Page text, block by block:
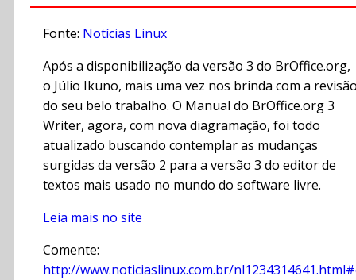
Fonte: Notícias Linux
Após a disponibilização da versão 3 do BrOffice.org,
o Júlio Ikuno, mais uma vez nos brinda com a
do seu belo trabalho. O Manual do BrOffice.org 3
Writer, agora, com nova diagramação, foi todo
atualizado buscando contemplar as mudanças
surgidas da versão 2 para a versão 3 do editor de
textos mais usado no mundo do software livre.
Leia mais no site
Comente:
http://www.noticiaslinux.com.br/